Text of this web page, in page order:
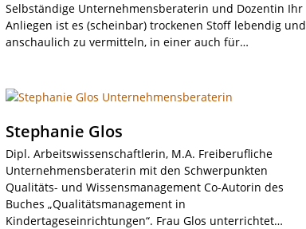
Selbständige Unternehmensberaterin und Dozentin Ihr
Anliegen ist es (scheinbar) trockenen Stoff lebendig und
anschaulich zu vermitteln, in einer auch für…
Stephanie Glos
Dipl. Arbeitswissenschaftlerin, M.A. Freiberufliche
Unternehmensberaterin mit den Schwerpunkten
Qualitäts- und Wissensmanagement Co-Autorin des
Buches „Qualitätsmanagement in
Kindertageseinrichtungen“. Frau Glos unterrichtet…